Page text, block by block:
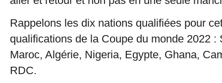
Rappelons les dix nations qualifiées pour
qualifications de la Coupe du monde 2022 :
Maroc, Algérie, Nigeria, Egypte, Ghana,
RDC.